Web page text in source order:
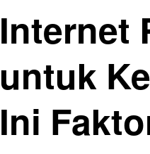
Internet
untuk
Ini